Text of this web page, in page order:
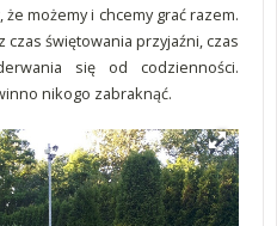
możemy i chcemy grać razem.
świętowania przyjaźni, czas
się od codzienności.
nikogo zabraknąć.